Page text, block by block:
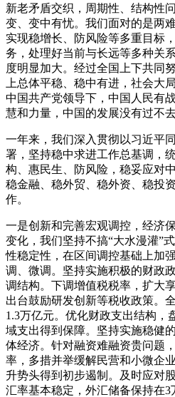
新老矛盾交织，周期性、结构性
变、变中有忧。我们面对的是两
实现稳增长、防风险等多重目标
务，处理好当前与长远等多种关
度明显加大。经过全国上下共同
上总体平稳、稳中有进，社会大
中国共产党领导下，中国人民有
慧和力量，中国的发展没有过不去
一年来，我们深入贯彻以习近平
署，坚持稳中求进工作总基调，
构、惠民生、防风险，稳妥应对
稳金融、稳外贸、稳外资、稳投
作。
一是创新和完善宏观调控，经济
变化，我们坚持不搞“大水漫灌”
性稳定性，在区间调控基础上加
调、微调。坚持实施积极的财政
调结构。下调增值税税率，扩大
出台鼓励研发创新等税收政策。
1.3万亿元。优化财政支出结构，
域支出得到保障。坚持实施稳健
体经济。针对融资难融资贵问题
率，多措并举缓解民营和小微企
升势头得到初步遏制。及时应对
汇率基本稳定，外汇储备保持在3